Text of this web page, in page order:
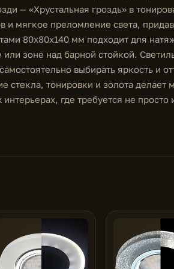
— «Хрустальная гроздь» в
и мягкое преломление света,
80x80x140 мм подходит для
зоне над барной стойкой.
выбирать яркость и
стекла, тонировки и золота делает
где требуется не просто